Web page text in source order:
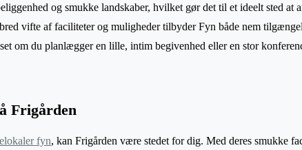
og smukke landskaber, hvilket gør det til et ideelt sted at
vifte af faciliteter og muligheder tilbyder Fyn både nem
om du planlægger en lille, intim begivenhed eller en stor
Frigården
fyn, kan Frigården være stedet for dig. Med deres smukke